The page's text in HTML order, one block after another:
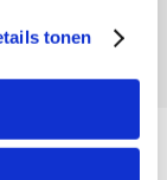
tonen